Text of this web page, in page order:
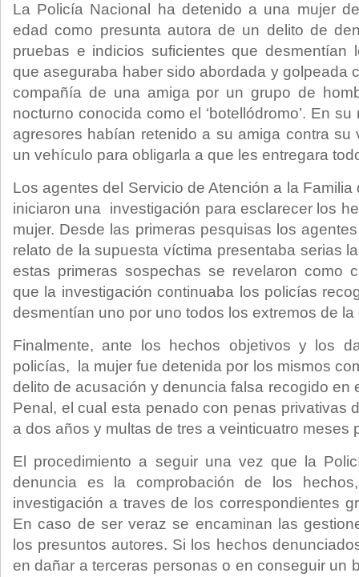
La Policía Nacional ha detenido a una mujer
edad como presunta autora de un delito de
pruebas e indicios suficientes que desmentían
que aseguraba haber sido abordada y golpeada
compañía de una amiga por un grupo de
nocturno conocida como el ‘botellódromo’. En
agresores habían retenido a su amiga contra su
un vehículo para obligarla a que les entregara
Los agentes del Servicio de Atención a la
iniciaron una investigación para esclarecer los
mujer. Desde las primeras pesquisas los
relato de la supuesta víctima presentaba serias
estas primeras sospechas se revelaron como
que la investigación continuaba los policías
desmentían uno por uno todos los extremos de la
Finalmente, ante los hechos objetivos y los
policías, la mujer fue detenida por los mismos
delito de acusación y denuncia falsa recogido en
Penal, el cual esta penado con penas privativas
a dos años y multas de tres a veinticuatro meses
El procedimiento a seguir una vez que la
denuncia es la comprobación de los
investigación a traves de los correspondientes
En caso de ser veraz se encaminan las
los presuntos autores. Si los hechos
en dañar a terceras personas o en conseguir un